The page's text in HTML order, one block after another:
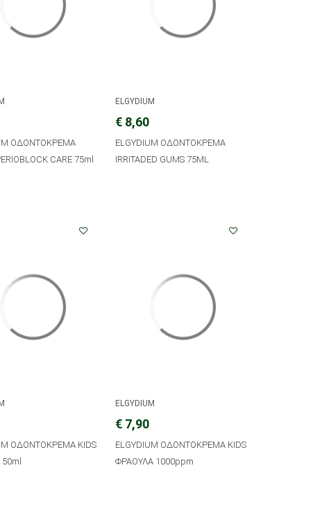
ΟΔΟΝΤΟΚΡΕΜΑ
CARE 75ml
ELGYDIUM
€ 8,60
ELGYDIUM ΟΔΟΝΤΟΚΡΕΜΑ
IRRITADED GUMS 75ML
ΟΔΟΝΤΟΚΡΕΜΑ KIDS
ELGYDIUM
€ 7,90
ELGYDIUM ΟΔΟΝΤΟΚΡΕΜΑ KIDS
ΦΡΑΟΥΛΑ 1000ppm